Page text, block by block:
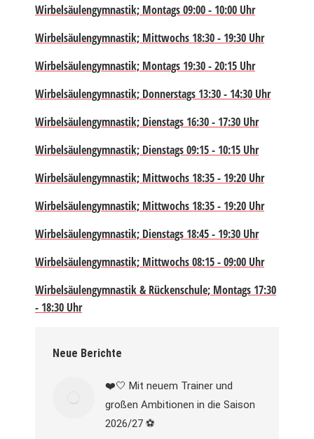
Wirbelsäulengymnastik; Montags 09:00 - 10:00 Uhr
Wirbelsäulengymnastik; Mittwochs 18:30 - 19:30 Uhr
Wirbelsäulengymnastik; Montags 19:30 - 20:15 Uhr
Wirbelsäulengymnastik; Donnerstags 13:30 - 14:30 Uhr
Wirbelsäulengymnastik; Dienstags 16:30 - 17:30 Uhr
Wirbelsäulengymnastik; Dienstags 09:15 - 10:15 Uhr
Wirbelsäulengymnastik; Mittwochs 18:35 - 19:20 Uhr
Wirbelsäulengymnastik; Mittwochs 18:35 - 19:20 Uhr
Wirbelsäulengymnastik; Dienstags 18:45 - 19:30 Uhr
Wirbelsäulengymnastik; Mittwochs 08:15 - 09:00 Uhr
Wirbelsäulengymnastik & Rückenschule; Montags 17:30
- 18:30 Uhr
Neue Berichte
❤️🤍 Mit neuem Trainer und
großen Ambitionen in die Saison
2026/27 ⚽